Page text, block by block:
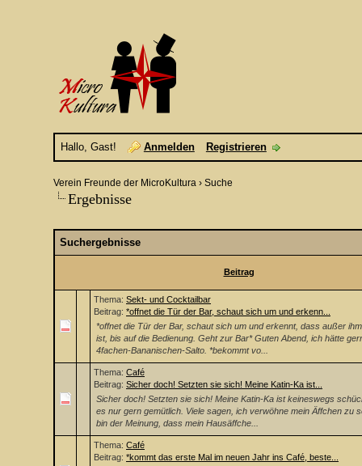
Hallo, Gast! Anmelden Registrieren
Verein Freunde der MicroKultura› Suche
Ergebnisse
Suchergebnisse
Beitrag
Thema: Sekt- und Cocktailbar
Beitrag: *offnet die Tür der Bar, schaut sich um und erkenn...
*offnet die Tür der Bar, schaut sich um und erkennt, dass außer
ist, bis auf die Bedienung. Geht zur Bar* Guten Abend, ich hätte
4fachen-Bananischen-Salto. *bekommt vo...
Thema: Café
Beitrag: Sicher doch! Setzten sie sich! Meine Katin-Ka ist...
Sicher doch! Setzten sie sich! Meine Katin-Ka ist keineswegs
es nur gern gemütlich. Viele sagen, ich verwöhne mein Äffchen zu
bin der Meinung, dass mein Hausäffche...
Thema: Café
Beitrag: *kommt das erste Mal im neuen Jahr ins Café, beste...